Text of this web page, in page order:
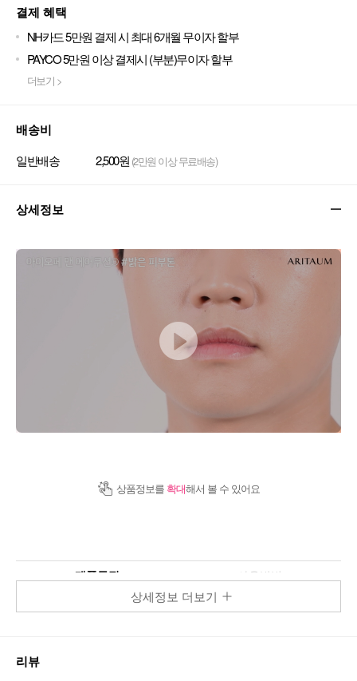
결제 혜택
NH카드 5만원 결제 시 최대 6개월 무이자 할부
PAYCO 5만원 이상 결제시 (부분)무이자 할부
더보기 >
배송비
일반배송 2,500원 (2만원 이상 무료배송)
상세정보
상품정보를 확대해서 볼 수 있어요
제품특징 사용방법
상세정보 더보기
리뷰